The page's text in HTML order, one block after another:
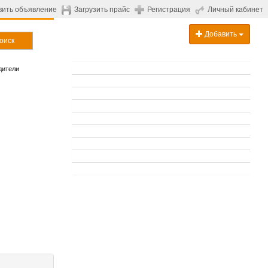
объявление Загрузить прайс Регистрация Личный кабинет
Добавить